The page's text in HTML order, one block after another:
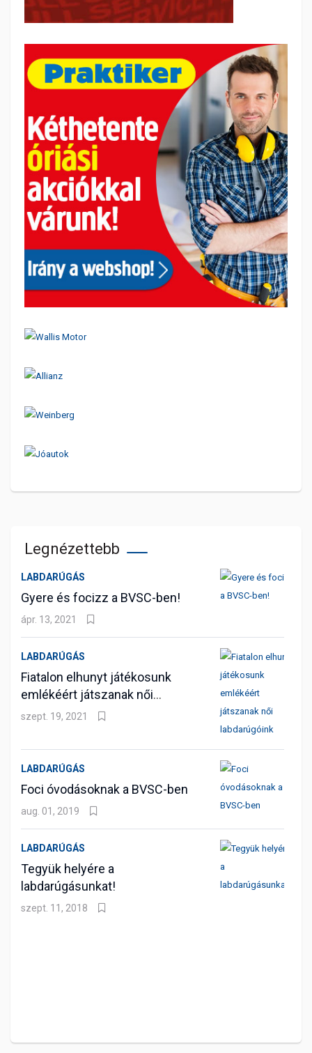
Legnézettebb
LABDARÚGÁS
Gyere és focizz a BVSC-ben!
ápr. 13, 2021
LABDARÚGÁS
Fiatalon elhunyt játékosunk
emlékéért játszanak női
labdarúgóink
szept. 19, 2021
LABDARÚGÁS
Foci óvodásoknak a BVSC-ben
aug. 01, 2019
LABDARÚGÁS
Tegyük helyére a
labdarúgásunkat!
szept. 11, 2018